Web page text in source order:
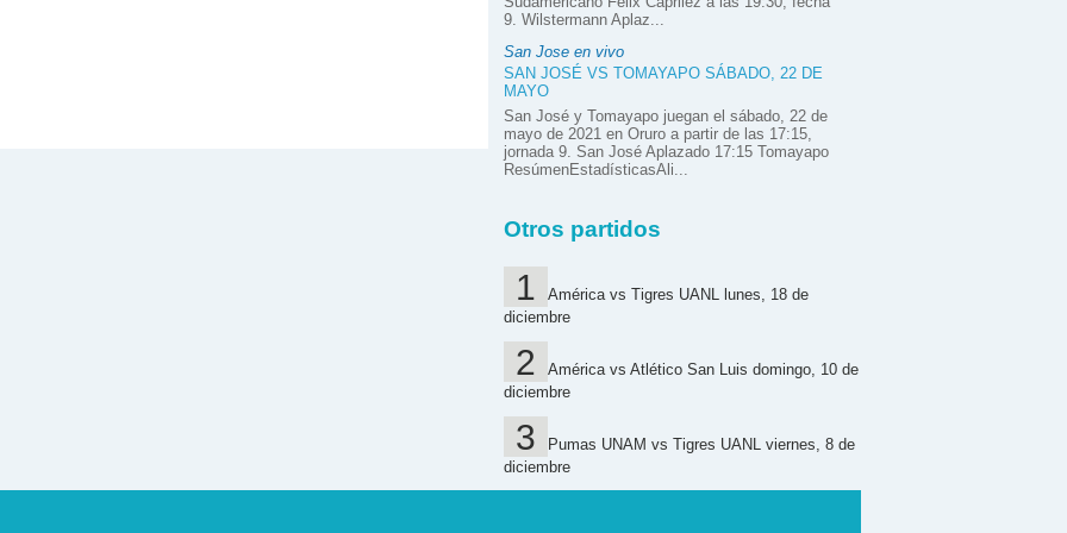
9. Wilstermann Aplaz...
San Jose en vivo
SAN JOSÉ VS TOMAYAPO SÁBADO, 22 DE
MAYO
San José y Tomayapo juegan el sábado, 22 de
mayo de 2021 en Oruro a partir de las 17:15,
jornada 9. San José Aplazado 17:15 Tomayapo
ResúmenEstadísticasAli...
Otros partidos
América vs Tigres UANL lunes, 18 de
diciembre
América vs Atlético San Luis domingo, 10 de
diciembre
Pumas UNAM vs Tigres UANL viernes, 8 de
diciembre